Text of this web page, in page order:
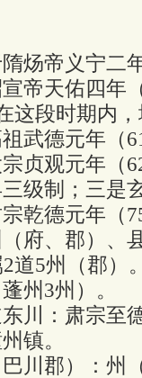
帝义宁二年
帝天佑四年
这段时期内
武德元年（
贞观元年（
三级制；三是
乾德元年（
府、郡）、
道5州（郡）
州3州）。
：肃宗至德
镇。
郡）：州（